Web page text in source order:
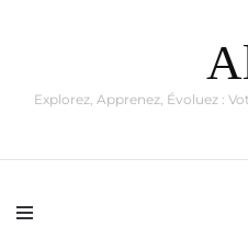
Explorez, Apprenez, Évoluez :